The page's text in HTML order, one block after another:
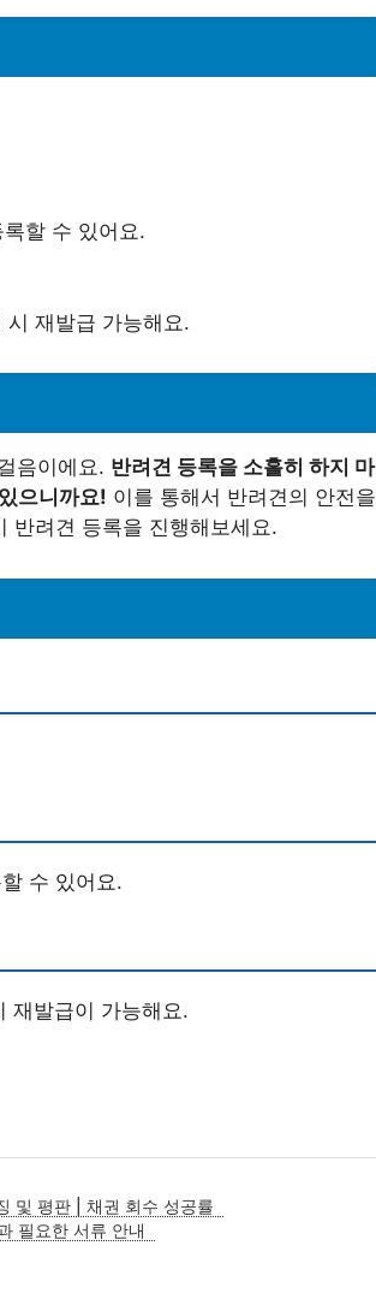
할 수 있어요.
재발급 가능해요.
음이에요. 반려견 등록을 소홀히 하지 마
으니까요! 이를 통해서 반려견의 안전을
반려견 등록을 진행해보세요.
수 있어요.
재발급이 가능해요.
및 평판 | 채권 회수 성공률
필요한 서류 안내